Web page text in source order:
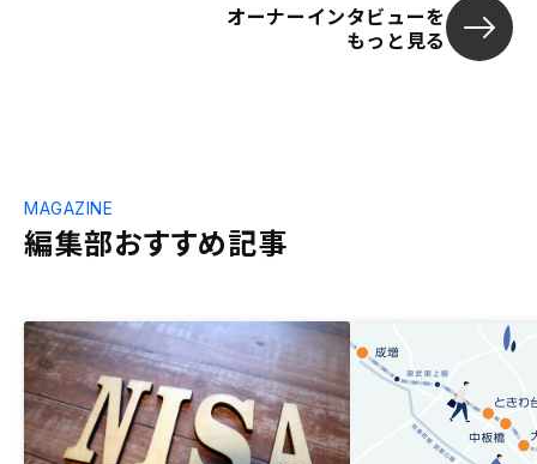
オーナーインタビューを
もっと見る
編集部おすすめ記事
MAGAZINE